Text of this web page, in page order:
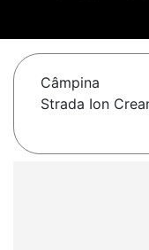
Câmpina
Strada Ion